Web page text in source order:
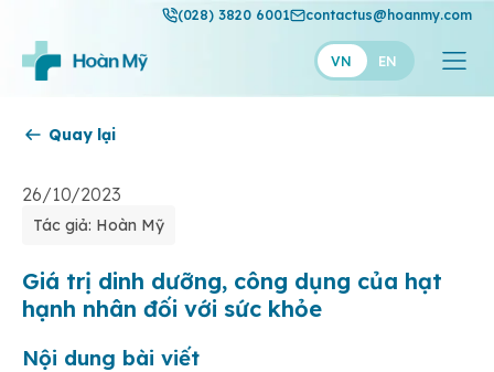
(028) 3820 6001 contactus@hoanmy.com
VN EN
Thuận Mỹ
Quay lại
26/10/2023
Tác giả: Hoàn Mỹ
Giá trị dinh dưỡng, công dụng của hạt
hạnh nhân đối với sức khỏe
Nội dung bài viết